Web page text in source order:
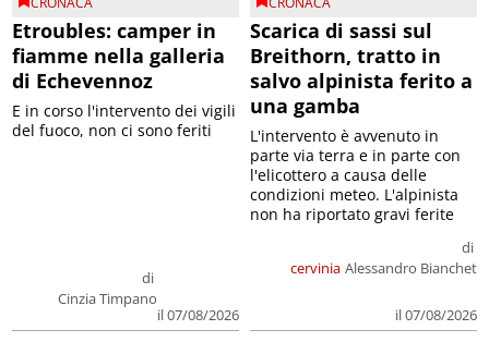
Etroubles: camper in
fiamme nella galleria
di Echevennoz
di
Cinzia Timpano
il 07/08/2026
E in corso l'intervento dei vigili
del fuoco, non ci sono feriti
Scarica di sassi sul
Breithorn, tratto in
salvo alpinista ferito a
una gamba
cervinia
di
Alessandro Bianchet
il 07/08/2026
L'intervento è avvenuto in
parte via terra e in parte con
l'elicottero a causa delle
condizioni meteo. L'alpinista
non ha riportato gravi ferite